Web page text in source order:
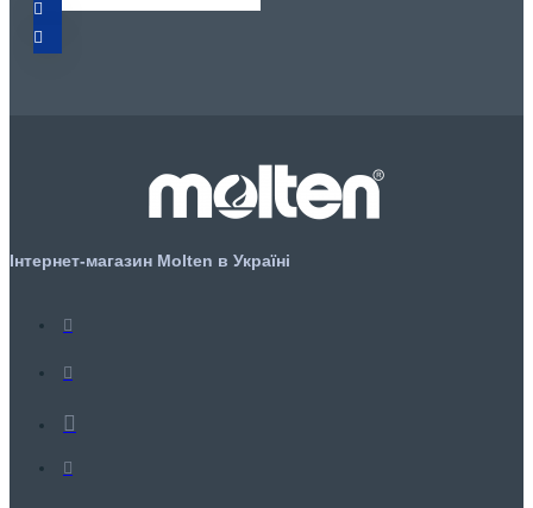
Інтернет-магазин Molten в Україні